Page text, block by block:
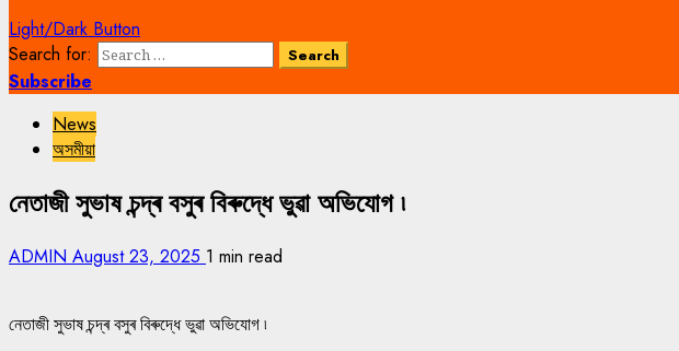
Light/Dark Button
Search for:
Subscribe
News
অসমীয়া
নেতাজী সুভাষ চন্দ্ৰ বসুৰ বিৰুদ্ধে ভুৱা অভিযোগ ৷
ADMIN August 23, 2025 1 min read
নেতাজী সুভাষ চন্দ্ৰ বসুৰ বিৰুদ্ধে ভুৱা অভিযোগ ৷